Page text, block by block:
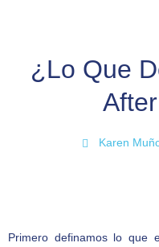
¿Lo Que
Karen
Primero definamos lo que